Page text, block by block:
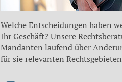
Welche Entscheidungen haben
Ihr Geschäft? Unsere
Mandanten laufend über
für sie relevanten